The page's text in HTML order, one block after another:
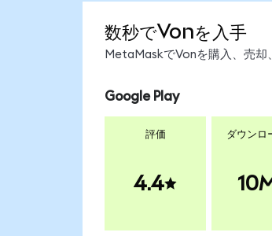
数秒でVonを入手
MetaMaskでVonを購入、売却
Google Play
評価
4.4
ダウンロ